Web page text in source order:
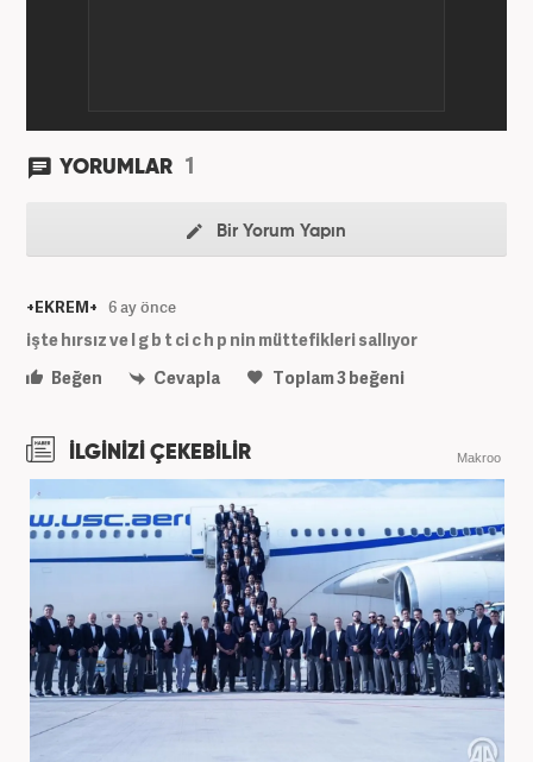
YORUMLAR 1
Bir Yorum Yapın
+EKREM+ 6 ay önce
işte hırsız ve l g b t ci c h p nin müttefikleri sallıyor
Beğen
Cevapla Toplam3beğeni
İLGİNİZİ ÇEKEBİLİR Makroo